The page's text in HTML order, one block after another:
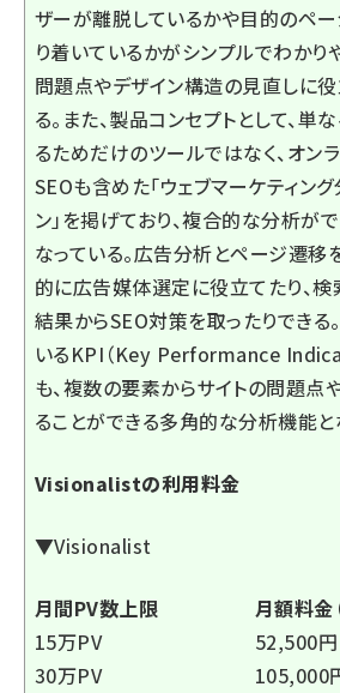
ザーが離脱しているかや目的のペ
り着いているかがシンプルでわかり
問題点やデザイン構造の見直しに
る。また、製品コンセプトとして、単
るためだけのツールではなく、オン
SEOも含めた「ウェブマーケティン
ン」を掲げており、複合的な分析が
なっている。広告分析とページ遷
的に広告媒体選定に役立てたり、
結果からSEO対策を取ったりできる
いるKPI（Key Performance
も、複数の要素からサイトの問題
ることができる多角的な分析機能と
Visionalistの利用料金
▼Visionalist
月間PV数上限
月額料金
15万PV
52,500円
30万PV
105,000